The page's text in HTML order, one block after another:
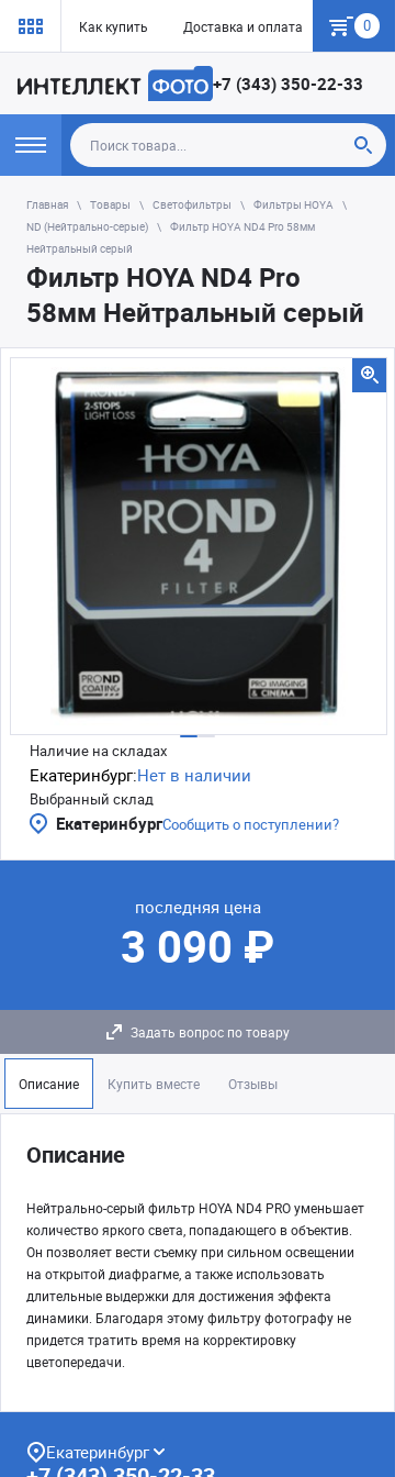
Как купить Доставка и оплата Гарантия
0
+7 (343) 350-22-33
Главная Товары Светофильтры
Фильтры HOYA
ND (Нейтрально-серые)
Фильтр HOYA ND4 Pro 58мм
Нейтральный серый
Фильтр HOYA ND4 Pro
58мм Нейтральный серый
Наличие на складах
Екатеринбург:Нет в наличии
Выбранный склад
ЕкатеринбургСообщить о поступлении?
последняя цена
3 090 ₽
Задать вопрос по товару
Описание Купить вместе Отзывы
Описание
Нейтрально-серый фильтр HOYA ND4 PRO уменьшает
количество яркого света, попадающего в объектив.
Он позволяет вести съемку при сильном освещении
на открытой диафрагме, а также использовать
длительные выдержки для достижения эффекта
динамики. Благодаря этому фильтру фотографу не
придется тратить время на корректировку
цветопередачи.
Екатеринбург